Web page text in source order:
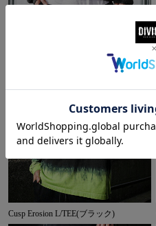
Cusp Erosion L/TEE(ブラック)